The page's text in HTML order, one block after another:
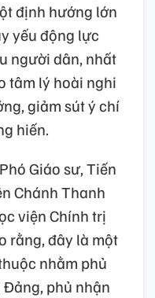
định hướng lớn
yếu động lực
người dân, nhất
tâm lý hoài nghi
giảm sút ý chí
hiến.
Giáo sư, Tiến
Chánh Thanh
viện Chính trị
rằng, đây là một
nhằm phủ
phủ nhận